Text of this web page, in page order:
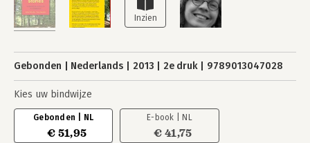
Gebonden Nederlands 2013 2e druk 9789013047028
Kies uw bindwijze
Gebonden | NL
€ 51,95
E-book | NL
€ 41,75